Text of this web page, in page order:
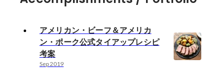
アメリカン・ビーフ＆アメリカ
ン・ポーク公式タイアップレシピ
考案
Sep 2019